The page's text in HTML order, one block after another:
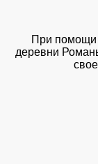
При помощи
деревни